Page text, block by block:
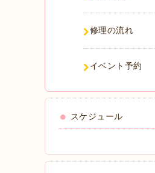
修理の流れ
イベント予約
スケジュール